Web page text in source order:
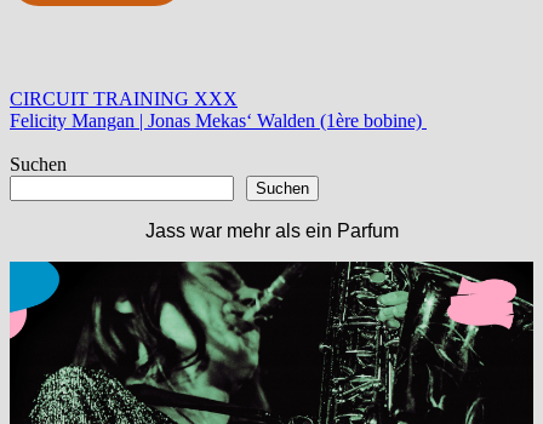
Beitragsnavigation
Vorheriger
Beitrag:
CIRCUIT TRAINING XXX
Nächster
Felicity Mangan | Jonas Mekas‘ Walden (1ère bobine)
Suchen
Suchen
Jass war mehr als ein Parfum